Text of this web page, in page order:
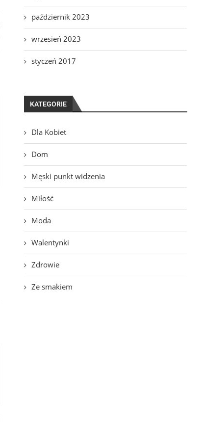
październik 2023
wrzesień 2023
styczeń 2017
KATEGORIE
Dla Kobiet
Dom
Męski punkt widzenia
Miłość
Moda
Walentynki
Zdrowie
Ze smakiem